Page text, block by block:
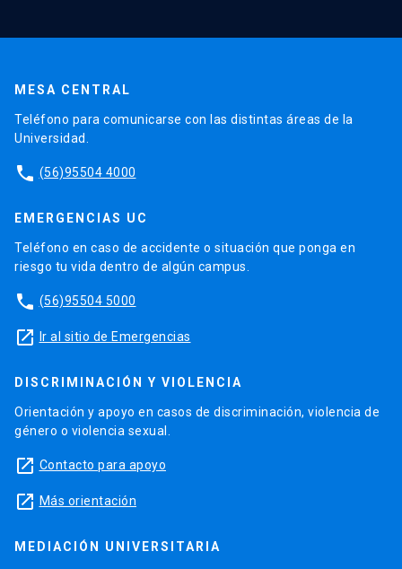
MESA CENTRAL
Teléfono para comunicarse con las distintas áreas de la
Universidad.
phone (56)95504 4000
EMERGENCIAS UC
Teléfono en caso de accidente o situación que ponga en
riesgo tu vida dentro de algún campus.
phone (56)95504 5000
launch Ir al sitio de Emergencias
DISCRIMINACIÓN Y VIOLENCIA
Orientación y apoyo en casos de discriminación, violencia de
género o violencia sexual.
launch Contacto para apoyo
launch Más orientación
MEDIACIÓN UNIVERSITARIA